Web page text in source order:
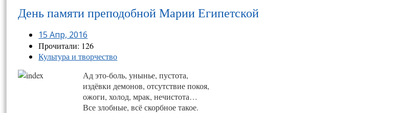
День памяти преподобной Марии Египетской
15 Апр, 2016
Прочитали: 126
Культура и творчество
Ад это-боль, унынье, пустота,
издёвки демонов, отсутствие покоя,
ожоги, холод, мрак, нечистота…
Все злобные, всё скорбное такое.